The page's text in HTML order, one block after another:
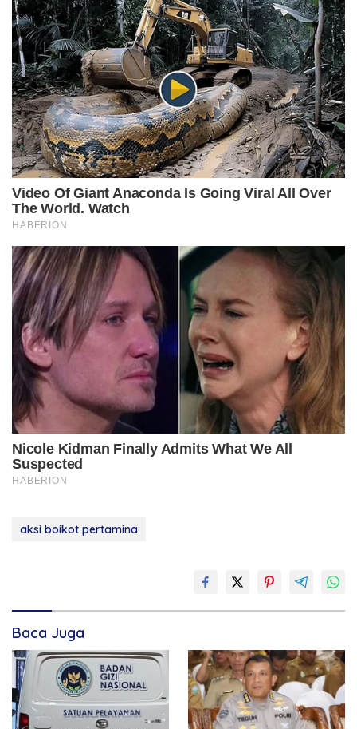
aksi boikot pertamina
Baca Juga